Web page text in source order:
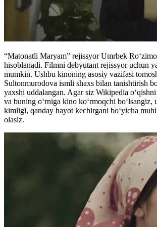
“Matonatli Maryam” rejissyor Umrbek
hisoblanadi. Filmni debyutant rejissyor uchun
mumkin. Ushbu kinoning asosiy vazifasi
Sultonmurodova ismli shaxs bilan tanishtirish
yaxshi uddalangan. Agar siz Wikipedia
va buning oʻrniga kino koʻrmoqchi boʻlsangiz,
kimligi, qanday hayot kechirgani boʻyicha
olasiz.